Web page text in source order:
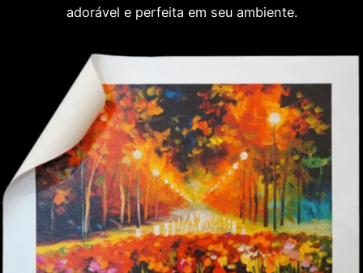
adorável e perfeita em seu ambiente.